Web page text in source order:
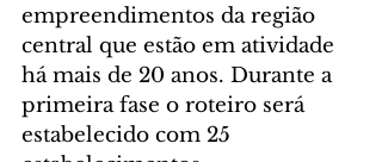
empreendimentos da região
central que estão em atividade
há mais de 20 anos. Durante a
primeira fase o roteiro será
estabelecido com 25